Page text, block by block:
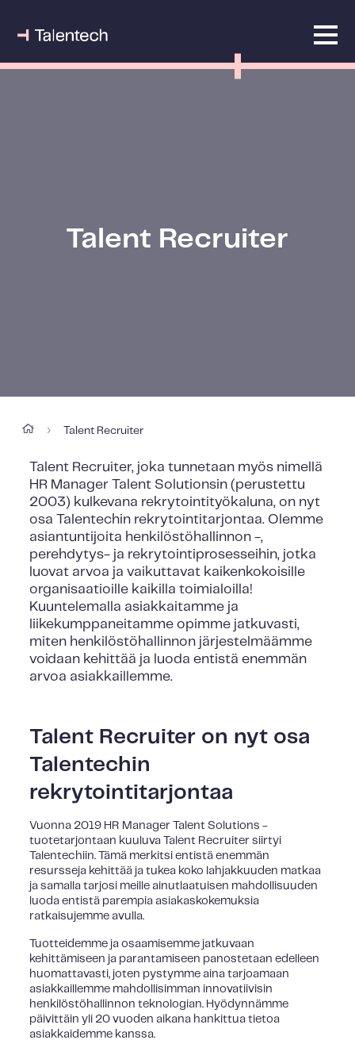
Talent Recruiter
› Talent Recruiter
Talent Recruiter, joka tunnetaan myös nimellä
HR Manager Talent Solutionsin (perustettu
2003) kulkevana rekrytointityökaluna, on nyt
osa Talentechin rekrytointitarjontaa. Olemme
asiantuntijoita henkilöstöhallinnon -,
perehdytys- ja rekrytointiprosesseihin, jotka
luovat arvoa ja vaikuttavat kaikenkokoisille
organisaatioille kaikilla toimialoilla!
Kuuntelemalla asiakkaitamme ja
liikekumppaneitamme opimme jatkuvasti,
miten henkilöstöhallinnon järjestelmäämme
voidaan kehittää ja luoda entistä enemmän
arvoa asiakkaillemme.
Talent Recruiter on nyt osa
Talentechin
rekrytointitarjontaa
Vuonna 2019 HR Manager Talent Solutions -
tuotetarjontaan kuuluva Talent Recruiter siirtyi
Talentechiin. Tämä merkitsi entistä enemmän
resursseja kehittää ja tukea koko lahjakkuuden matkaa
ja samalla tarjosi meille ainutlaatuisen mahdollisuuden
luoda entistä parempia asiakaskokemuksia
ratkaisujemme avulla.
Tuotteidemme ja osaamisemme jatkuvaan
kehittämiseen ja parantamiseen panostetaan edelleen
huomattavasti, joten pystymme aina tarjoamaan
asiakkaillemme mahdollisimman innovatiivisin
henkilöstöhallinnon teknologian. Hyödynnämme
päivittäin yli 20 vuoden aikana hankittua tietoa
asiakkaidemme kanssa.